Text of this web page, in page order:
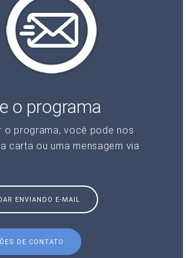
o programa
o programa, você pode nos
carta ou uma mensagem via
ENVIANDO E-MAIL
DE CONTATO